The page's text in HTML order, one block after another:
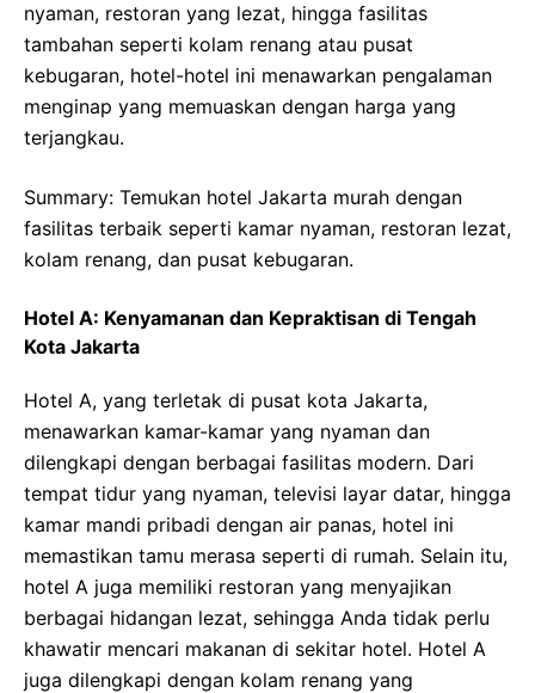
nyaman, restoran yang lezat, hingga fasilitas
tambahan seperti kolam renang atau pusat
kebugaran, hotel-hotel ini menawarkan pengalaman
menginap yang memuaskan dengan harga yang
terjangkau.
Summary: Temukan hotel Jakarta murah dengan
fasilitas terbaik seperti kamar nyaman, restoran lezat,
kolam renang, dan pusat kebugaran.
Hotel A: Kenyamanan dan Kepraktisan di Tengah
Kota Jakarta
Hotel A, yang terletak di pusat kota Jakarta,
menawarkan kamar-kamar yang nyaman dan
dilengkapi dengan berbagai fasilitas modern. Dari
tempat tidur yang nyaman, televisi layar datar, hingga
kamar mandi pribadi dengan air panas, hotel ini
memastikan tamu merasa seperti di rumah. Selain itu,
hotel A juga memiliki restoran yang menyajikan
berbagai hidangan lezat, sehingga Anda tidak perlu
khawatir mencari makanan di sekitar hotel. Hotel A
juga dilengkapi dengan kolam renang yang